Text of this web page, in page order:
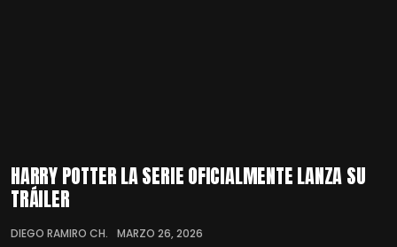
HARRY POTTER LA SERIE OFICIALMENTE LANZA SU
TRÁILER
DIEGO RAMIRO CH. MARZO 26, 2026